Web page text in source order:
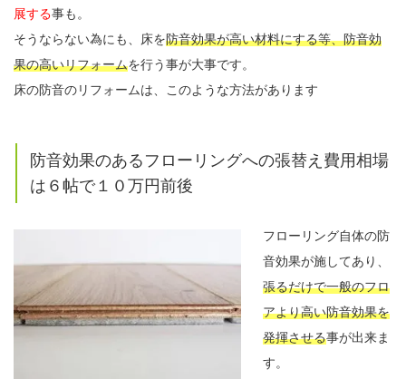
展する事も。
そうならない為にも、床を防音効果が高い材料にする等、防音効
果の高いリフォームを行う事が大事です。
床の防音のリフォームは、このような方法があります
防音効果のあるフローリングへの張替え費用相場
は６帖で１０万円前後
フローリング自体の防
音効果が施してあり、
張るだけで一般のフロ
アより高い防音効果を
発揮させる事が出来ま
す。